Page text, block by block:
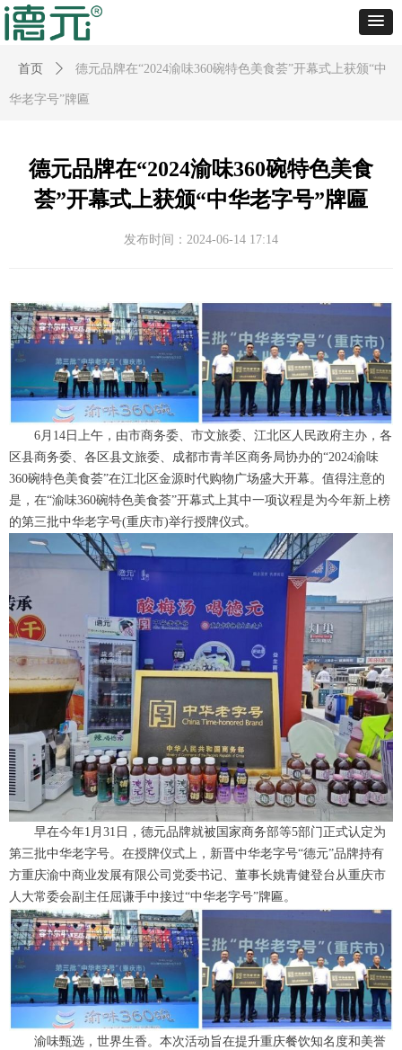
首页 ꄲ 德元品牌在“2024渝味360碗特色美食荟”开幕式上获颁“中
华老字号”牌匾
德元品牌在“2024渝味360碗特色美食
荟”开幕式上获颁“中华老字号”牌匾
6月14日上午，由市商务委、市文旅委、江北区人民政府主办，各
区县商务委、各区县文旅委、成都市青羊区商务局协办的“2024渝味
360碗特色美食荟”在江北区金源时代购物广场盛大开幕。值得注意的
是，在“渝味360碗特色美食荟”开幕式上其中一项议程是为今年新上榜
的第三批中华老字号(重庆市)举行授牌仪式。
早在今年1月31日，德元品牌就被国家商务部等5部门正式认定为
第三批中华老字号。在授牌仪式上，新晋中华老字号“德元”品牌持有
方重庆渝中商业发展有限公司党委书记、董事长姚青健登台从重庆市
人大常委会副主任屈谦手中接过“中华老字号”牌匾。
渝味甄选，世界生香。本次活动旨在提升重庆餐饮知名度和美誉
发布时间： 2024-06-14 17:14